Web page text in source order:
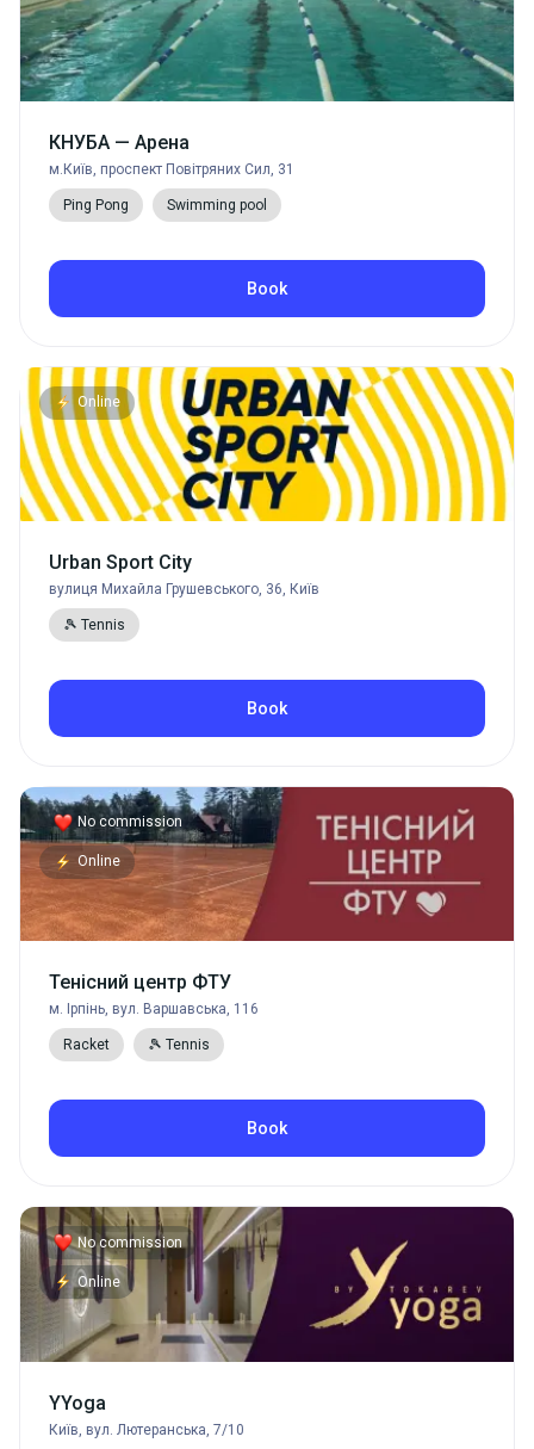
КНУБА — Арена
м.Київ, проспект Повітряних Сил, 31
Ping Pong Swimming pool
Book
Online
Urban Sport City
вулиця Михайла Грушевського, 36, Київ
🎾 Tennis
Book
No commission
Online
Тенісний центр ФТУ
м. Ірпінь, вул. Варшавська, 116
Racket 🎾 Tennis
Book
No commission
Online
YYoga
Київ, вул. Лютеранська, 7/10